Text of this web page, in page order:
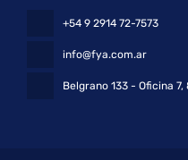
+54 9 2914 72-7573
info@fya.com.ar
Belgrano 133 - Oficina 7,